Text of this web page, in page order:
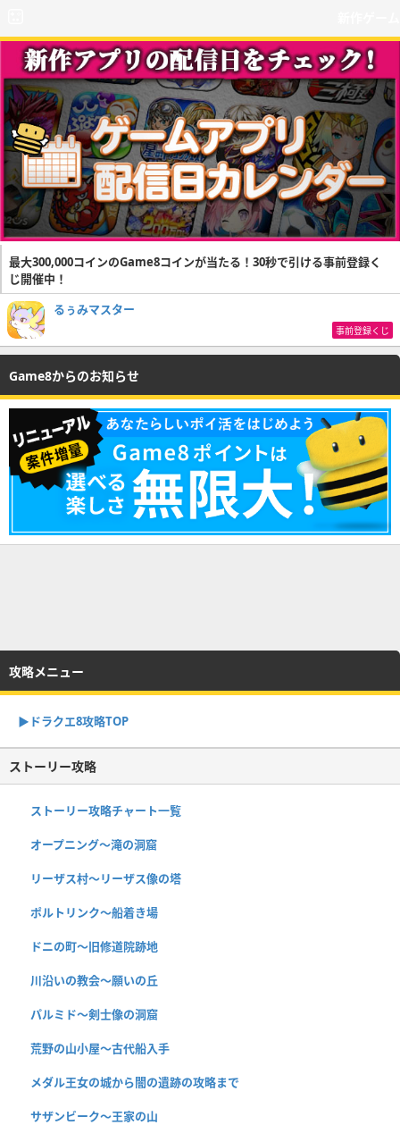
最大300,000コインのGame8コインが当たる！30秒で引ける事前登録く
じ開催中！
るぅみマスター
事前登録くじ
Game8からのお知らせ
攻略メニュー
▶︎ドラクエ8攻略TOP
ストーリー攻略
ストーリー攻略チャート一覧
オープニング〜滝の洞窟
リーザス村〜リーザス像の塔
ポルトリンク〜船着き場
ドニの町〜旧修道院跡地
川沿いの教会〜願いの丘
パルミド〜剣士像の洞窟
荒野の山小屋〜古代船入手
メダル王女の城から闇の遺跡の攻略まで
サザンビーク〜王家の山